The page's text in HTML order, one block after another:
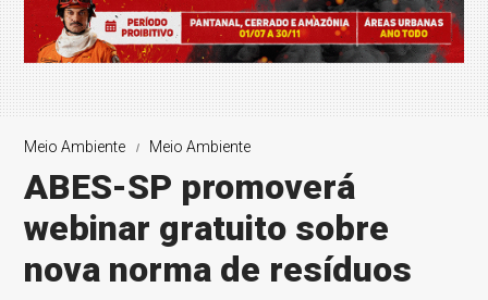
Meio Ambiente Meio Ambiente
ABES-SP promoverá
webinar gratuito sobre
nova norma de resíduos